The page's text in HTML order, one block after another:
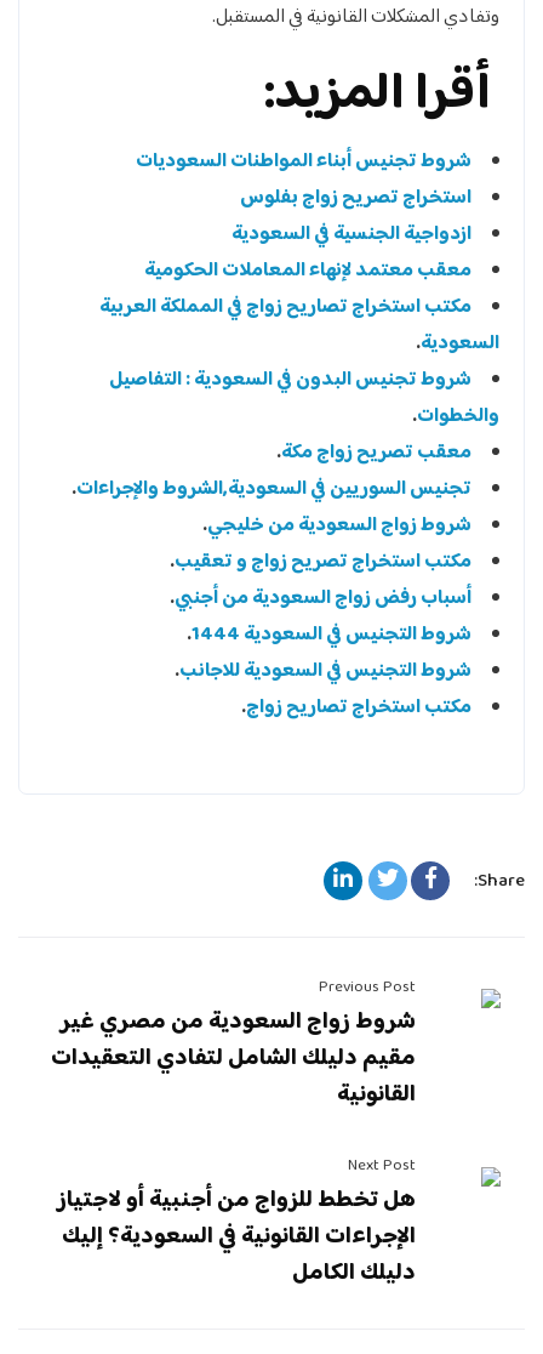
وتفادي المشكلات القانونية في المستقبل.
أقرا المزيد:
شروط تجنيس أبناء المواطنات السعوديات
استخراج تصريح زواج بفلوس
ازدواجية الجنسية في السعودية
معقب معتمد لإنهاء المعاملات الحكومية
مكتب استخراج تصاريح زواج في المملكة العربية
السعودية.
شروط تجنيس البدون في السعودية : التفاصيل
والخطوات.
معقب تصريح زواج مكة.
تجنيس السوريين في السعودية,الشروط والإجراءات.
شروط زواج السعودية من خليجي.
مكتب استخراج تصريح زواج و تعقيب.
أسباب رفض زواج السعودية من أجنبي.
شروط التجنيس في السعودية 1444
.
شروط التجنيس في السعودية للاجانب.
مكتب استخراج تصاريح زواج.
Share:
Previous Post
شروط زواج السعودية من مصري غير
مقيم دليلك الشامل لتفادي التعقيدات
القانونية
Next Post
هل تخطط للزواج من أجنبية أو لاجتياز
الإجراءات القانونية في السعودية؟ إليك
دليلك الكامل